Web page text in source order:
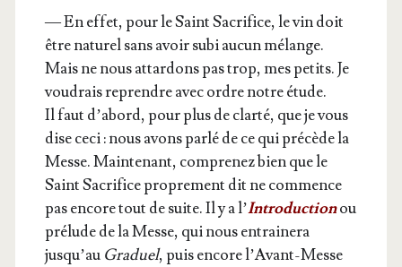
— En effet, pour le Saint Sacri­fice, le vin doit
être natu­rel sans avoir subi aucun mélange.
Mais ne nous attar­dons pas trop, mes petits. Je
vou­drais reprendre avec ordre notre étude.
Il faut d’abord, pour plus de clar­té, que je vous
dise ceci : nous avons par­lé de ce qui pré­cède la
Messe. Main­te­nant, com­pre­nez bien que le
Saint Sacri­fice pro­pre­ment dit ne com­mence
pas encore tout de suite. Il y a l’Intro­duc­tionou
pré­lude de la Messe, qui nous entrai­ne­ra
jusqu’au Gra­duel, puis encore l’Avant-Messe